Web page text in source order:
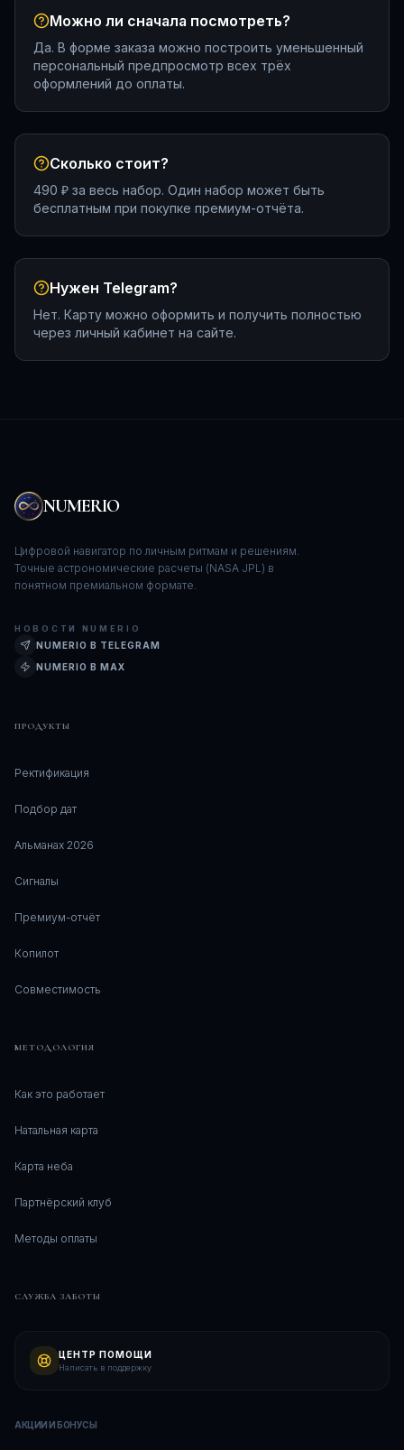
Можно ли сначала посмотреть?
Да. В форме заказа можно построить уменьшенный
персональный предпросмотр всех трёх
оформлений до оплаты.
Сколько стоит?
490 ₽ за весь набор. Один набор может быть
бесплатным при покупке премиум-отчёта.
Нужен Telegram?
Нет. Карту можно оформить и получить полностью
через личный кабинет на сайте.
NUMERIO
Цифровой навигатор по личным ритмам и решениям.
Точные астрономические расчеты (NASA JPL) в
понятном премиальном формате.
НОВОСТИ NUMERIO
NUMERIO В TELEGRAM
NUMERIO В MAX
ПРОДУКТЫ
Ректификация
Подбор дат
Альманах 2026
Сигналы
Премиум-отчёт
Копилот
Совместимость
МЕТОДОЛОГИЯ
Как это работает
Натальная карта
Карта неба
Партнёрский клуб
Методы оплаты
СЛУЖБА ЗАБОТЫ
ЦЕНТР ПОМОЩИ
Написать в поддержку
АКЦИИ И БОНУСЫ